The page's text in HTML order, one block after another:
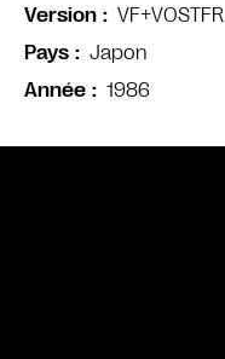
Version
VF+VOSTFR
Pays
Japon
Année
1986